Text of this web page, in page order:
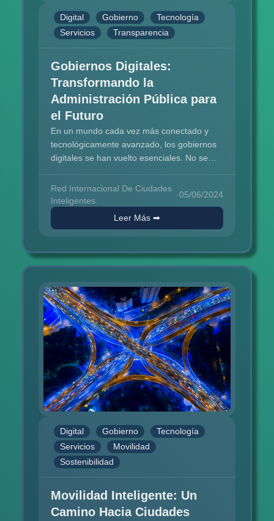
Digital Gobierno
Tecnología
Servicios
Transparencia
Gobiernos Digitales:
Transformando la
Administración Pública para
el Futuro
En un mundo cada vez más conectado y
tecnológicamente avanzado, los gobiernos
digitales se han vuelto esenciales. No se
transformar completamente cómo el...
Red Internacional De Ciudades
Inteligentes.
·05/06/2024
Leer Más ➡
Digital Gobierno
Tecnología
Servicios
Movilidad
Sostenibilidad
Movilidad Inteligente: Un
Camino Hacia Ciudades